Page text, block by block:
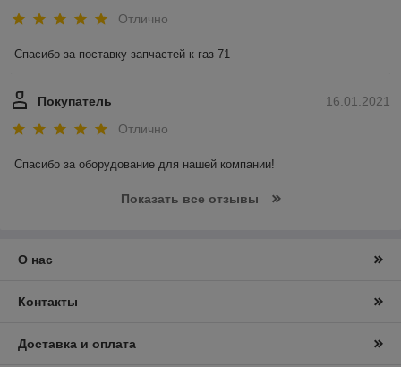
Отлично
Спасибо за поставку запчастей к газ 71
16.01.2021
Покупатель
Отлично
Спасибо за оборудование для нашей компании!
Показать все отзывы
О нас
Контакты
Доставка и оплата